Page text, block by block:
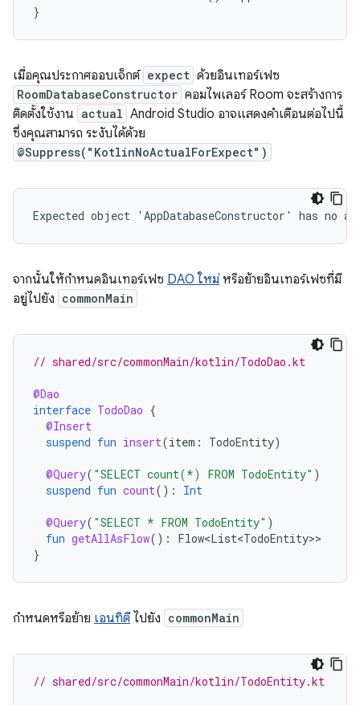
}
เมื่อคุณประกาศออบเจ็กต์ expect ด้วยอินเทอร์เฟซ
RoomDatabaseConstructor คอมไพเลอร์ Room จะสร้างการ
ติดตั้งใช้งาน actual Android Studio อาจแสดงคำเตือนต่อไปนี้
ซึ่งคุณสามารถ ระงับได้ด้วย
@Suppress("KotlinNoActualForExpect")
จากนั้นให้กำหนดอินเทอร์เฟซ DAO ใหม่ หรือย้ายอินเทอร์เฟซที่มี
อยู่ไปยัง commonMain
// shared/src/commonMain/kotlin/TodoDao.kt
@Dao
interface TodoDao {
@Insert
suspend fun insert(item : TodoEntity)
@Query( "SELECT count(*) FROM TodoEntity" )
suspend fun count(): Int
@Query( "SELECT * FROM TodoEntity" )
fun getAllAsFlow(): Flow<List<TodoEntity>
}
กำหนดหรือย้าย เอนทิตีไปยัง commonMain
// shared/src/commonMain/kotlin/TodoEntity.kt